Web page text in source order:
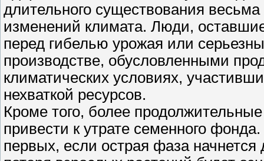
длительного существования
изменений климата. Люди,
перед гибелью урожая или
производстве, обусловленными
климатических условиях,
нехваткой ресурсов.
Кроме того, более
привести к утрате семенного
первых, если острая фаза